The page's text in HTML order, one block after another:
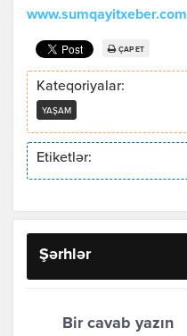
www.sumqayitxeber.com
ÇAP ET
Kateqoriyalar:
YAŞAM
Etiketlər:
Şərhlər
Bir cavab yazın